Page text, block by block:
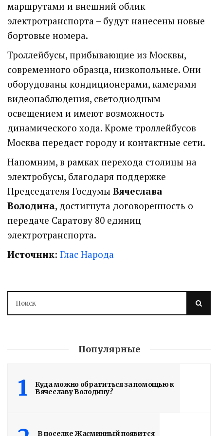
маршрутами и внешний облик
электротранспорта – будут нанесены новые
бортовые номера.
Троллейбусы, прибывающие из Москвы,
современного образца, низкопольные. Они
оборудованы кондиционерами, камерами
видеонаблюдения, светодиодным
освещением и имеют возможность
динамического хода. Кроме троллейбусов
Москва передаст городу и контактные сети.
Напомним, в рамках перехода столицы на
электробусы, благодаря поддержке
Председателя Госдумы Вячеслава
Володина, достигнута договоренность о
передаче Саратову 80 единиц
электротранспорта.
Источник: Глас Народа
Популярные
1
Куда можно обратиться за помощью к
Вячеславу Володину?
В поселке Жасминный появится
Володин: 31 августа